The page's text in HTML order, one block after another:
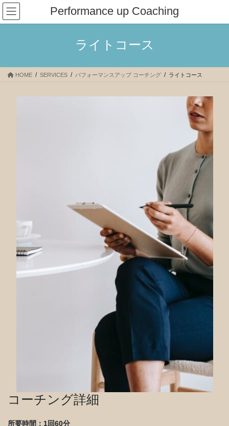
コ
ン
テ
ス
ナ
ビ
ゲ
ン
Performance up Coaching
ライトコース
HOME SERVICES パフォーマンスアップ コーチング ライトコース
コーチング詳細
所要時間： 1回60分